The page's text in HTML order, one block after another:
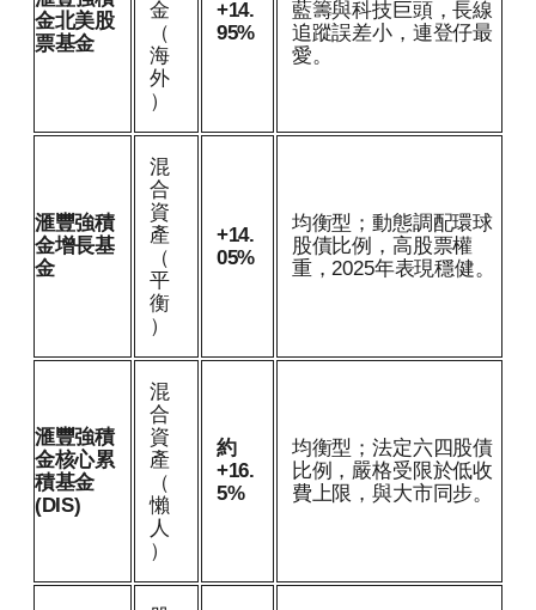
金北美股
票基金
金
（
海
外
）
+14.
95%
藍籌與科技巨頭，長線
追蹤誤差小，連登仔最
愛。
滙豐強積
金增長基
金
混
合
資
產
（
平
衡
）
+14.
05%
均衡型；動態調配環球
股債比例，高股票權
重，2025年表現穩健。
滙豐強積
金核心累
積基金
(DIS)
混
合
資
產
（
懶
人
）
約
+16.
5%
均衡型；法定六四股債
比例，嚴格受限於低收
費上限，與大市同步。